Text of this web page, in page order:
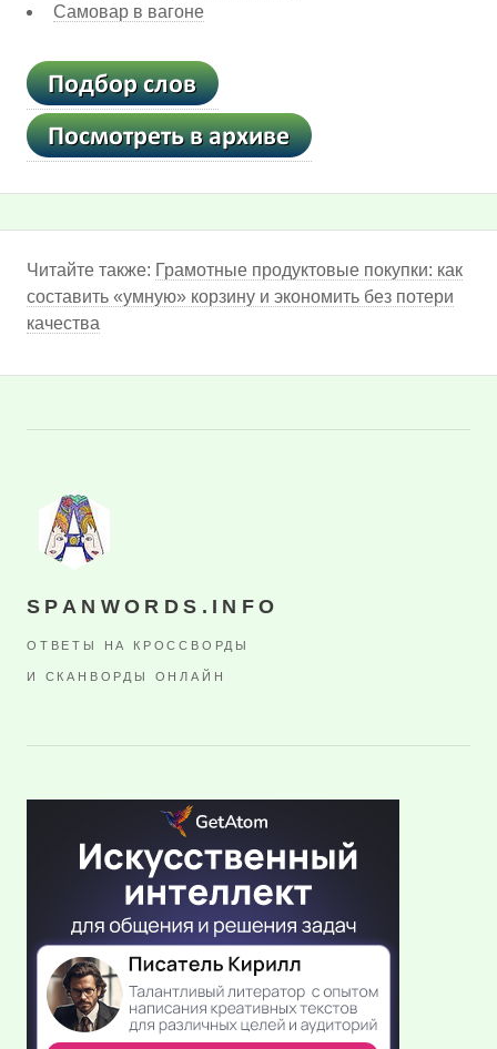
Самовар в вагоне
Читайте также: Грамотные продуктовые покупки: как
составить «умную» корзину и экономить без потери
качества
SPANWORDS.INFO
ОТВЕТЫ НА КРОССВОРДЫ
И СКАНВОРДЫ ОНЛАЙН